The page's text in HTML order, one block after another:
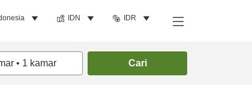
IDN IDR
• 1 kamar Cari